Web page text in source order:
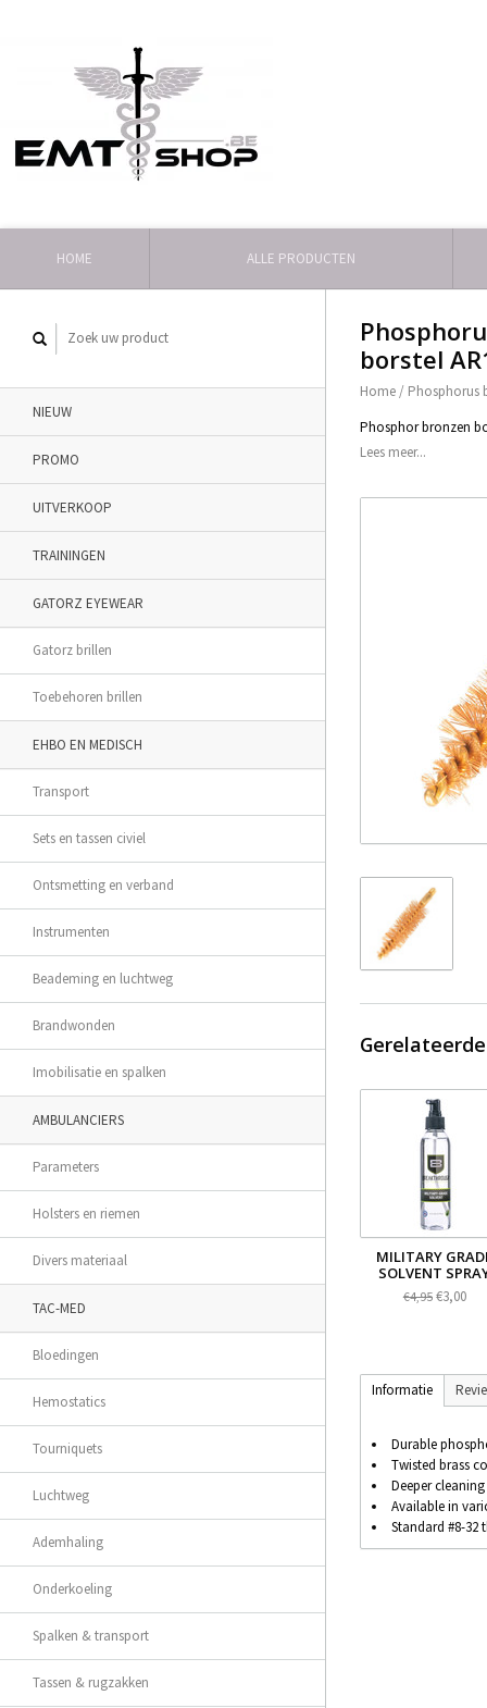
HOME ALLE PRODUCTEN
NIEUW
PROMO
UITVERKOOP
TRAININGEN
GATORZ EYEWEAR
Gatorz brillen
Toebehoren brillen
EHBO EN MEDISCH
Transport
Sets en tassen civiel
Ontsmetting en verband
Instrumenten
Beademing en luchtweg
Brandwonden
Imobilisatie en spalken
AMBULANCIERS
Parameters
Holsters en riemen
Divers materiaal
TAC-MED
Bloedingen
Hemostatics
Tourniquets
Luchtweg
Ademhaling
Onderkoeling
Spalken & transport
Tassen & rugzakken
borstel
Home / Phosphorus
Phosphor bronzen
Lees meer...
MILITARY
SOLVENT
€4,95€3,00
Informatie
Durable
Twisted brass
Deeper
Available in
Standard #8-32